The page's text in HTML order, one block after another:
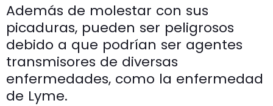
Además de molestar con sus
picaduras, pueden ser peligrosos
debido a que podrían ser agentes
transmisores de diversas
enfermedades, como la enfermedad
de Lyme.